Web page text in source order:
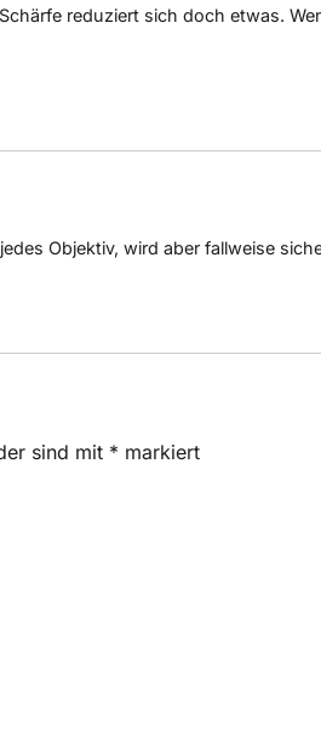
reduziert sich doch etwas.
Objektiv, wird aber fallweise
sind mit * markiert